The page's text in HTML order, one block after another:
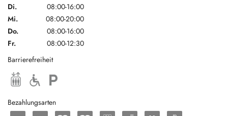
Di.
08:00-16:00
Mi.
08:00-20:00
Do.
08:00-16:00
Fr.
08:00-12:30
Barrierefreiheit
Bezahlungsarten